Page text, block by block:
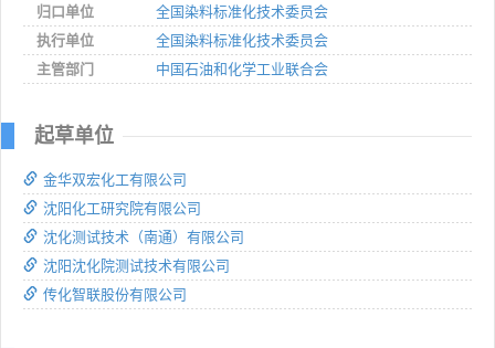
归口单位
全国染料标准化技术委员会
执行单位
全国染料标准化技术委员会
主管部门
中国石油和化学工业联合会
起草单位
金华双宏化工有限公司
沈阳化工研究院有限公司
沈化测试技术（南通）有限公司
沈阳沈化院测试技术有限公司
传化智联股份有限公司